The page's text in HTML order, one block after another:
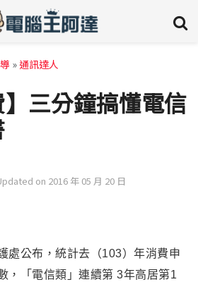
»通訊達人
】三分鐘搞懂電信
on 2016 年 05 月 20 日
處公布，統計去（103）年消費申
，「電信類」連續第 3年高居第1